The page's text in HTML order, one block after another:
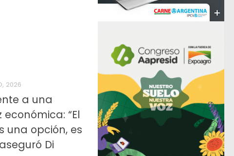
2026
a una
“El
una opción, es
Di